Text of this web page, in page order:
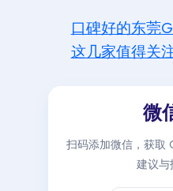
口碑好的东莞
这几家值得关
微
扫码添加微信，获取
建议与